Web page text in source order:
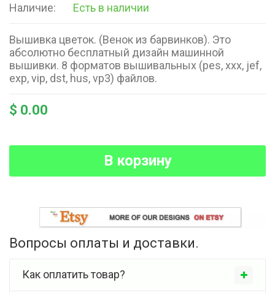
Наличие:
Есть в наличии
Вышивка цветок. (Венок из барвинков). Это
абсолютно бесплатный дизайн машинной
вышивки. 8 форматов вышивальных (pes, xxx, jef,
exp, vip, dst, hus, vp3) файлов.
$ 0.00
В корзину
Вопросы оплаты и доставки.
Как оплатить товар?